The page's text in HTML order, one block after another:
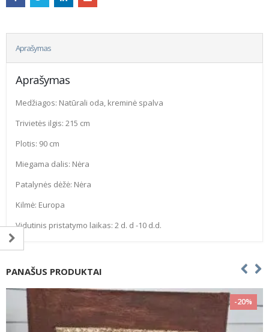
Aprašymas
Aprašymas
Medžiagos: Natūrali oda, kreminė spalva
Trivietės ilgis: 215 cm
Plotis: 90 cm
Miegama dalis: Nėra
Patalynės dėžė: Nėra
Kilmė: Europa
Vidutinis pristatymo laikas: 2 d. d -10 d.d.
PANAŠUS PRODUKTAI
-20%